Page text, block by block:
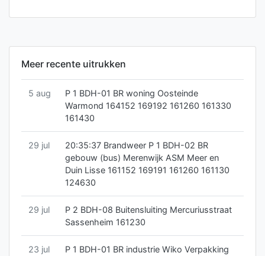
Meer recente uitrukken
5 aug
P 1 BDH-01 BR woning Oosteinde
Warmond 164152 169192 161260 161330
161430
29 jul
20:35:37 Brandweer P 1 BDH-02 BR
gebouw (bus) Merenwijk ASM Meer en
Duin Lisse 161152 169191 161260 161130
124630
29 jul
P 2 BDH-08 Buitensluiting Mercuriusstraat
Sassenheim 161230
23 jul
P 1 BDH-01 BR industrie Wiko Verpakking